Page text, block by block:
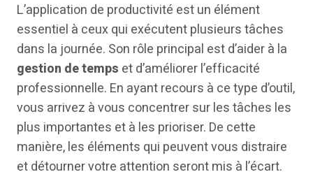
L’application de productivité est un élément
essentiel à ceux qui exécutent plusieurs tâches
dans la journée. Son rôle principal est d’aider à la
gestion de temps et d’améliorer l’efficacité
professionnelle. En ayant recours à ce type d’outil,
vous arrivez à vous concentrer sur les tâches les
plus importantes et à les prioriser. De cette
manière, les éléments qui peuvent vous distraire
et détourner votre attention seront mis à l’écart.